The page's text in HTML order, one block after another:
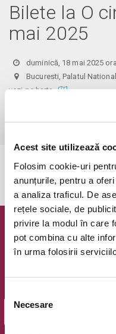
Acest site utilizează
Folosim cookie-uri
anunțurile, pentru a
a analiza traficul. De
rețele sociale, de
privire la modul în care
pot combina cu alte
în urma folosirii
consimțământului
Necesare
Bilete la O
mai 2025
duminică, 18 mai 2025
Bucuresti, Palatul
vezi pe harta
Intrarea în sală se face
de minute înainte de